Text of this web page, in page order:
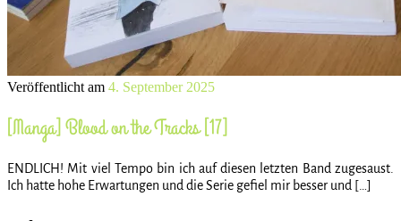
Veröffentlicht am 4. September 2025
[Manga] Blood on the Tracks [17]
ENDLICH! Mit viel Tempo bin ich auf diesen letzten Band zugesaust.
Ich hatte hohe Erwartungen und die Serie gefiel mir besser und […]